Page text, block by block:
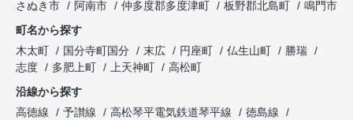
さぬき市
阿南市 仲多度郡多度津町 板野郡北島町
鳴門市
町名から探す
木太町
国分寺町国分 末広 円座町 仏生山町
勝瑞
志度
多肥上町 上天神町
高松町
沿線から探す
高徳線
予讃線 高松琴平電気鉄道琴平線
徳島線